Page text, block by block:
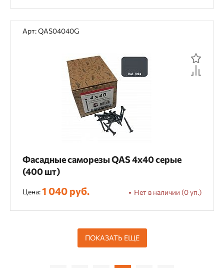
Арт: QAS04040G
Фасадные саморезы QAS 4х40 серые
(400 шт)
Цена:1 040 руб. Нет в наличии (0 уп.)
ПОКАЗАТЬ ЕЩЕ